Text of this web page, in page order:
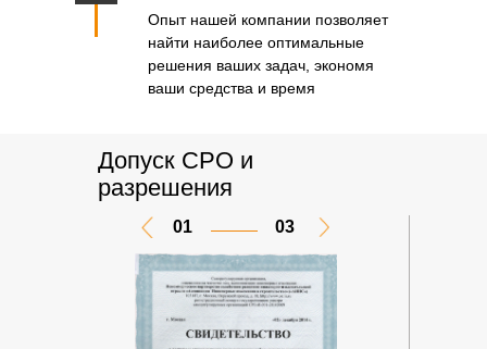
Опыт нашей компании позволяет
найти наиболее оптимальные
решения ваших задач, экономя
ваши средства и время
Допуск CPО и
разрешения
01 03